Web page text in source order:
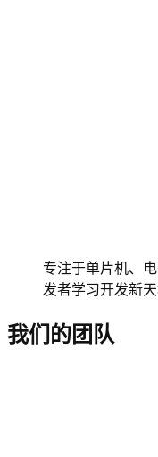
专注于单片机、
发者学习开发新
我们的团队